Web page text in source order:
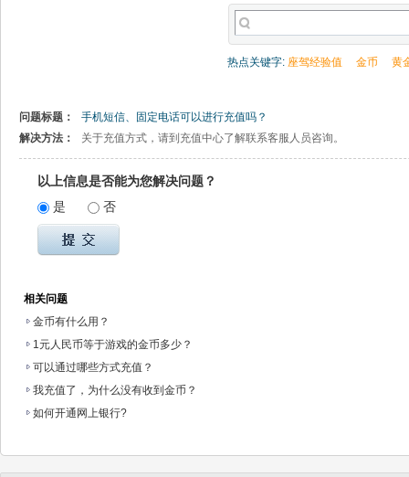
热点关键字: 座驾经验值 金币 黄
问题标题：
手机短信、固定电话可以进行充值吗？
解决方法：
关于充值方式，请到充值中心了解联系客服人员咨询。
以上信息是否能为您解决问题？
是
否
相关问题
金币有什么用？
1元人民币等于游戏的金币多少？
可以通过哪些方式充值？
我充值了，为什么没有收到金币？
如何开通网上银行?